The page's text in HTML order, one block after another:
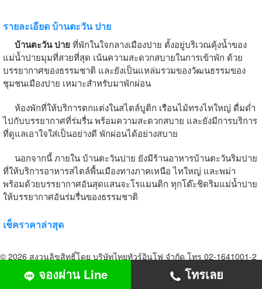
รายละเอียด บ้านตะวัน ปาย
บ้านตะวัน ปายที่พักในใจกลางเมืองปาย ตั้งอยู่บริเวณคุ้งน้ำของ
แม่น้ำปายมุมที่สวยที่สุด เน้นความสะดวกสบายในการเข้าพัก ด้วย
บรรยากาศของธรรมชาติ และยังเป็นแหล่มรวมของวัฒนธรรมของ
ชุมชนเมืองปาย เหมาะสำหรับมาพักผ่อน
ห้องพักที่ให้บริการตกแต่งในสไตล์บูติก เรือนไม้ทรงไทใหญ่ ดื่มด่ำ
ไปกับบรรยากาศที่ร่มรื่น พร้อมความสะดวกสบาย และยังมีการบริการ
ที่ดูแลเอาใจใส่เป็นอย่างดี พักผ่อนได้อย่างสบาย
นอกจากนี้ ภายใน บ้านตะวันปาย ยังมีร้านอาหารบ้านตะวันริมปาย
ที่ให้บริการอาหารสไตล์พื้นเมืองทางภาคเหนือ ไทใหญ่ และพม่า
พร้อมด้วยบรรยากาศอันสุดแสนจะโรแมนติก ทุกโต๊ะชิดริมแม่น้ำปาย
ให้บรรยากาศอันร่มรื่นของธรรมชาติ
เช็คราคาล่าสุด
© 2026 สงวนลิขสิทธิ์โดย บริษัทไทยทัวร์อินโฟ จำกัด โทร 02-1641001-2
email sales@choowap.com
จองผ่าน Line โทรเลย